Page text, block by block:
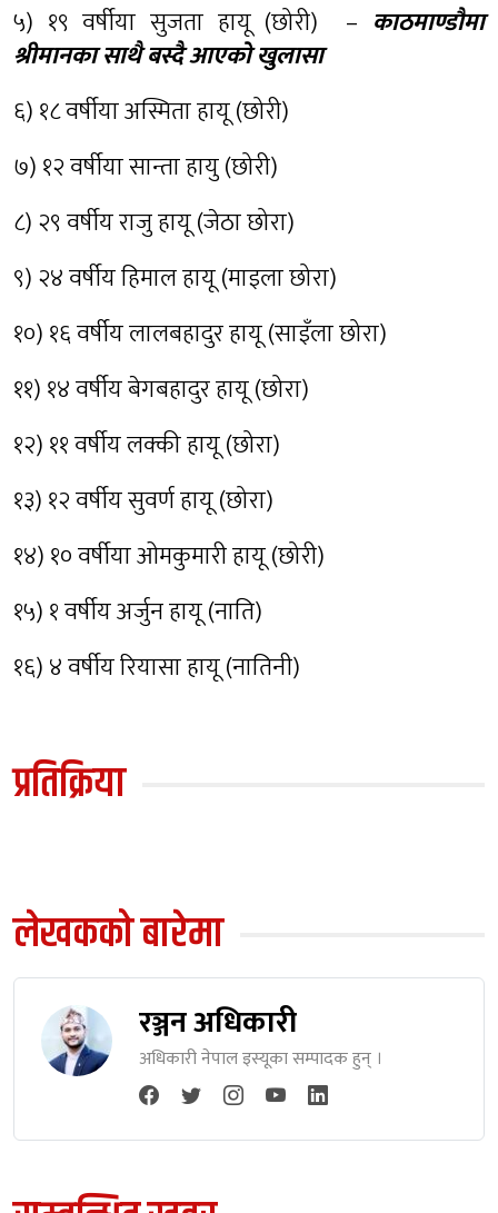
५) १९ वर्षीया सुजता हायू (छोरी) – काठमाण्डौमा
श्रीमानका साथै बस्दै आएको खुलासा
६) १८ वर्षीया अस्मिता हायू (छोरी)
७) १२ वर्षीया सान्ता हायु (छोरी)
८) २९ वर्षीय राजु हायू (जेठा छोरा)
९) २४ वर्षीय हिमाल हायू (माइला छोरा)
१०) १६ वर्षीय लालबहादुर हायू (साइँला छोरा)
११) १४ वर्षीय बेगबहादुर हायू (छोरा)
१२) ११ वर्षीय लक्की हायू (छोरा)
१३) १२ वर्षीय सुवर्ण हायू (छोरा)
१४) १० वर्षीया ओमकुमारी हायू (छोरी)
१५) १ वर्षीय अर्जुन हायू (नाति)
१६) ४ वर्षीय रियासा हायू (नातिनी)
प्रतिक्रिया
लेखकको बारेमा
रञ्जन अधिकारी
अधिकारी नेपाल इस्यूका सम्पादक हुन् ।